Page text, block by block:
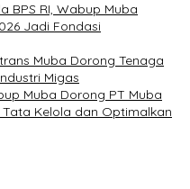
BPS RI, Wabup Muba
Jadi Fondasi
Muba Dorong Tenaga
Migas
Muba Dorong PT Muba
Kelola dan Optimalkan